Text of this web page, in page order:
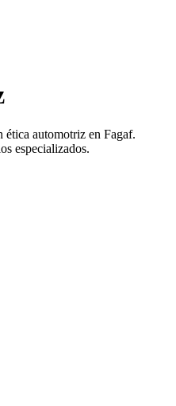
ética automotriz en Fagaf.
especializados.